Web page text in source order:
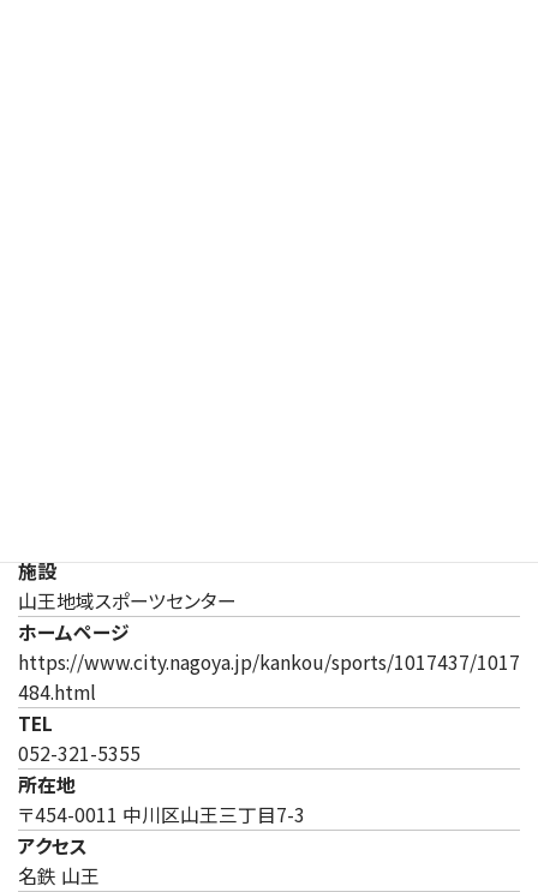
施設
山王地域スポーツセンター
ホームページ
https://www.city.nagoya.jp/kankou/sports/1017437/1017
484.html
TEL
052-321-5355
所在地
〒454-0011 中川区山王三丁目7-3
アクセス
名鉄 山王